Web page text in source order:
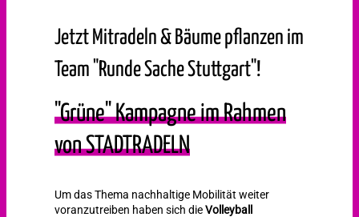
Jetzt Mitradeln & Bäume pflanzen im
Team "Runde Sache Stuttgart"!
"Grüne" Kampagne im Rahmen
von STADTRADELN
Um das Thema nachhaltige Mobilität weiter
voranzutreiben haben sich dieVolleyball